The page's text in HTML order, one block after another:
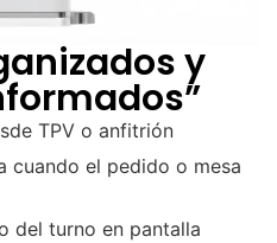
y
TPV o anfitrión
cuando el pedido o mesa
del turno en pantalla